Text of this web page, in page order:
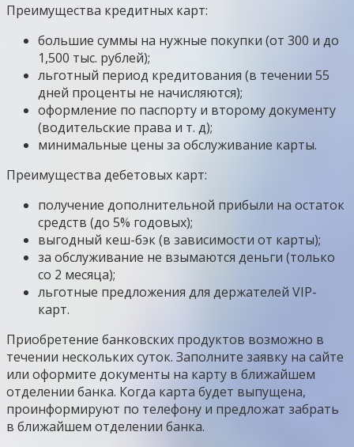
Преимущества кредитных карт:
большие суммы на нужные покупки (от 300 и до
1,500 тыс. рублей);
льготный период кредитования (в течении 55
дней проценты не начисляются);
оформление по паспорту и второму документу
(водительские права и т. д);
минимальные цены за обслуживание карты.
Преимущества дебетовых карт:
получение дополнительной прибыли на остаток
средств (до 5% годовых);
выгодный кеш-бэк (в зависимости от карты);
за обслуживание не взымаются деньги (только
со 2 месяца);
льготные предложения для держателей VIP-
карт.
Приобретение банковских продуктов возможно в
течении нескольких суток. Заполните заявку на сайте
или оформите документы на карту в ближайшем
отделении банка. Когда карта будет выпущена,
проинформируют по телефону и предложат забрать
в ближайшем отделении банка.